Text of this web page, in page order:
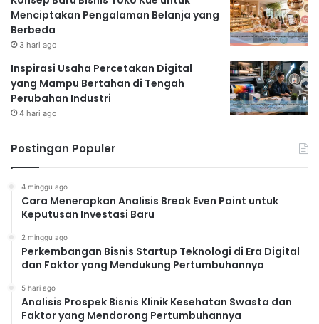
Menciptakan Pengalaman Belanja yang
Berbeda
3 hari ago
Inspirasi Usaha Percetakan Digital
yang Mampu Bertahan di Tengah
Perubahan Industri
4 hari ago
Postingan Populer
4 minggu ago
Cara Menerapkan Analisis Break Even Point untuk
Keputusan Investasi Baru
2 minggu ago
Perkembangan Bisnis Startup Teknologi di Era Digital
dan Faktor yang Mendukung Pertumbuhannya
5 hari ago
Analisis Prospek Bisnis Klinik Kesehatan Swasta dan
Faktor yang Mendorong Pertumbuhannya